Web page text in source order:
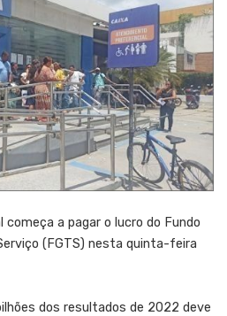
começa a pagar o lucro do Fundo
(FGTS) nesta quinta-feira
dos resultados de 2022 deve